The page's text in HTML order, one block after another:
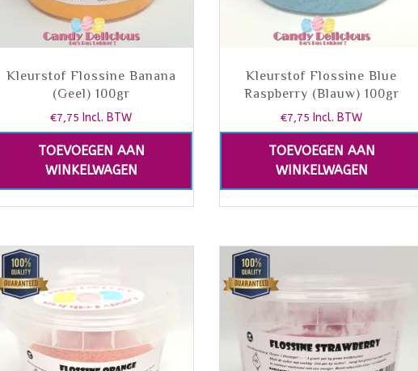
Kleurstof Flossine Banana
(Geel) 100gr
€7,75 Incl. BTW
TOEVOEGEN AAN
WINKELWAGEN
Kleurstof Flossine Blue
Raspberry (Blauw) 100gr
€7,75 Incl. BTW
TOEVOEGEN AAN
WINKELWAGEN